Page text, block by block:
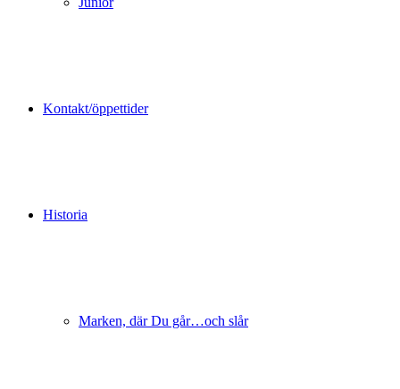
Kontakt/öppettider
Historia
Marken, där Du går…och slår